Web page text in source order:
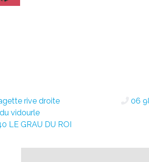
rive droite
vidourle
LE GRAU DU ROI
06